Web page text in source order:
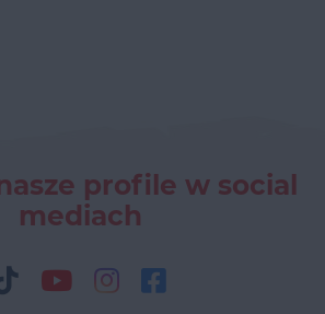
profile w social
mediach